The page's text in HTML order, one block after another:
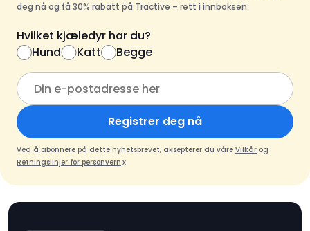
deg nå og få 30% rabatt på Tractive – rett i innboksen.
Hvilket kjæledyr har du?
Hund
Katt Begge
Registrer deg nå
Ved å abonnere på dette nyhetsbrevet, aksepterer du våre Vilkår og
Retningslinjer for personvern.x